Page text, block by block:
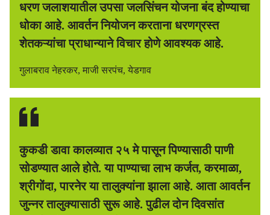
धरण जलाशयातील उपसा जलसिंचन योजना बंद होण्याचा
धोका आहे. आवर्तन नियोजन करताना धरणग्रस्त
शेतकऱ्यांचा प्राधान्याने विचार होणे आवश्यक आहे.
गुलाबराव नेहरकर, माजी सरपंच, येडगाव
कुकडी डावा कालव्यात २५ मे पासून पिण्यासाठी पाणी
सोडण्यात आले होते. या पाण्याचा लाभ कर्जत, करमाळा,
श्रीगोंदा, पारनेर या तालुक्यांना झाला आहे. आता आवर्तन
जुन्नर तालुक्यासाठी सुरू आहे. पुढील दोन दिवसांत